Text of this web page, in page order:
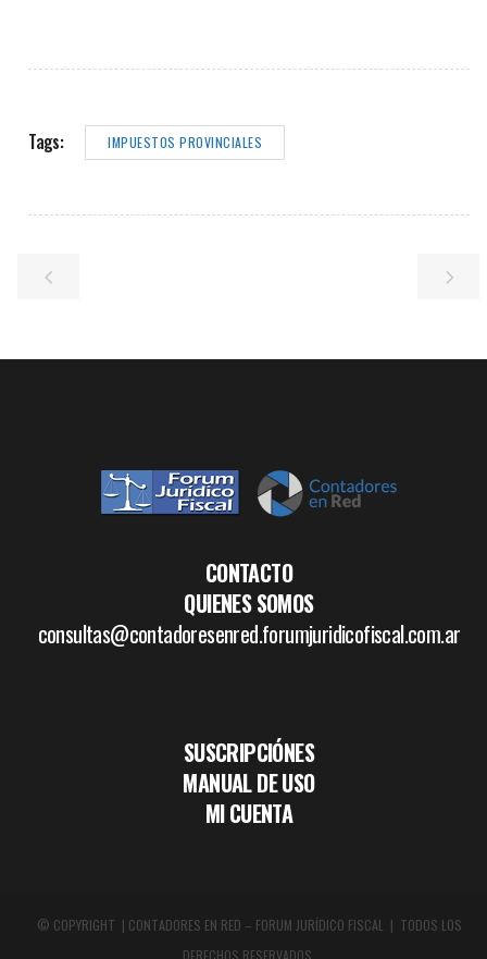
Tags: IMPUESTOS PROVINCIALES
CONTACTO
QUIENES SOMOS
consultas@contadoresenred.forumjuridicofiscal.com.ar
SUSCRIPCIÓNES
MANUAL DE USO
MI CUENTA
© COPYRIGHT | CONTADORES EN RED – FORUM JURÍDICO FISCAL | TODOS LOS
DERECHOS RESERVADOS.